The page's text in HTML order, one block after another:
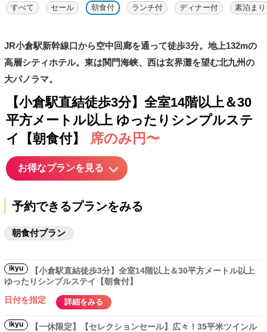
すべて セール 朝食付 ランチ付 ディナー付 素泊まり
JR小倉駅新幹線口から空中回廊を通って徒歩3分。地上132mの
高層シティホテル。東は関門海峡、西は玄界灘を望む北九州の
大パノラマ。
【小倉駅直結徒歩3分】全室14階以上＆30
平方メートル以上 ゆったりシンプルステ
イ【朝食付】
席のみ円〜
お得なプランを見る
予約できるプランをみる
朝食付プラン
ikyu
【小倉駅直結徒歩3分】全室14階以上＆30平方メートル以上
ゆったりシンプルステイ【朝食付】
日付を指定
詳細をみる
ikyu
【一休限定】【セレクションセール】広々！35平米ツインル